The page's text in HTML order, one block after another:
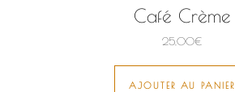
Café Crème
25,00€
AJOUTER AU PANIER